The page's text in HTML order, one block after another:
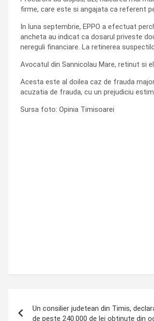
firme, care este si angajata ca referent
In luna septembrie, EPPO a efectuat
ancheta au indicat ca dosarul priveste
nereguli financiare. La retinerea
Avocatul din Sannicolau Mare, retinut si
Acesta este al doilea caz de frauda
acuzatia de frauda, cu un prejudiciu
Sursa foto: Opinia Timisoarei
Un consilier judetean din Timis,
de peste 240.000 de lei obtinute din